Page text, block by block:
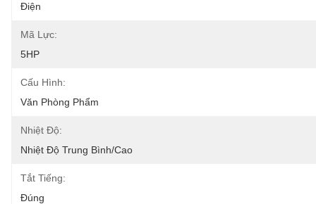
Điện
Mã Lực:
5HP
Cấu Hình:
Văn Phòng Phẩm
Nhiệt Độ:
Nhiệt Độ Trung Bình/cao
Tắt Tiếng:
Đúng